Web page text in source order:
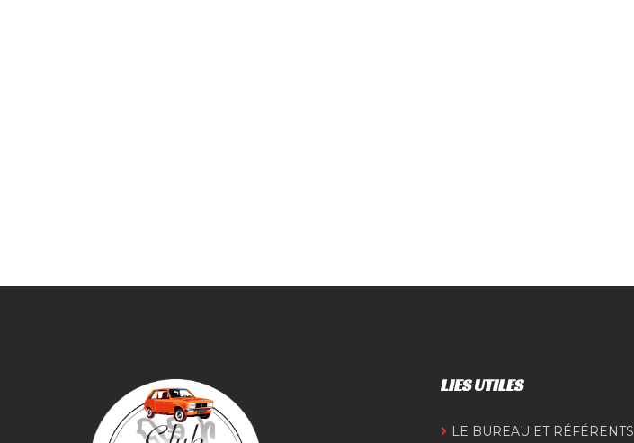
LIES UTILES
LE BUREAU ET RÉFÉRENTS